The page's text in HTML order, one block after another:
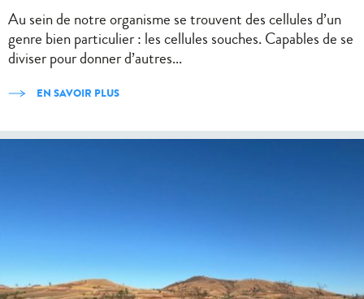
Au sein de notre organisme se trouvent des cellules d’un
genre bien particulier : les cellules souches. Capables de se
diviser pour donner d’autres...
EN SAVOIR PLUS